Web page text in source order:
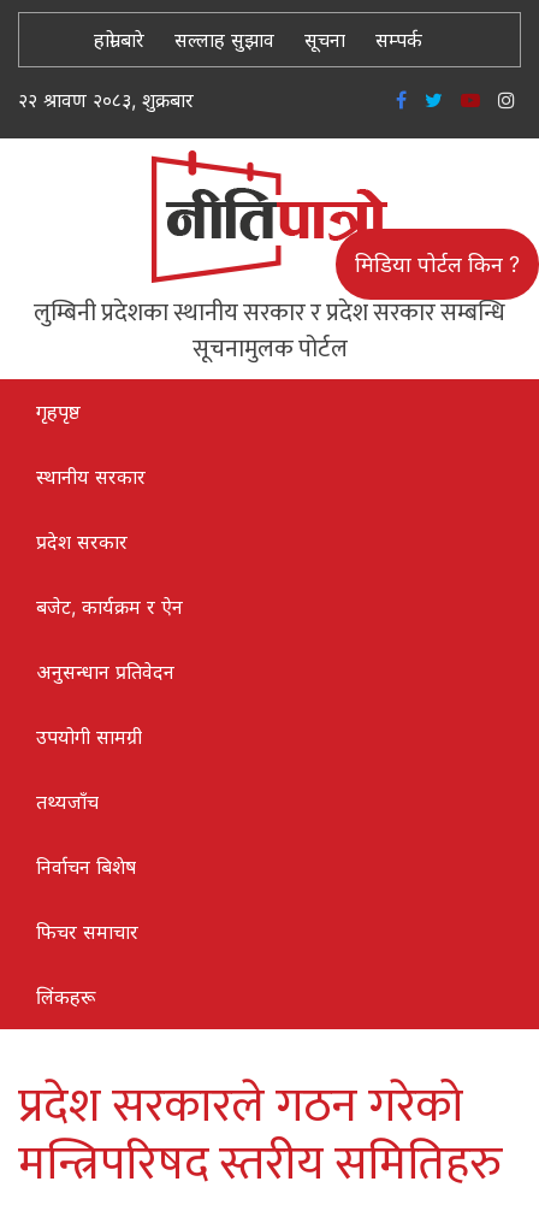
हाम्रो बारे सल्लाह सुझाव सूचना सम्पर्क
२२ श्रावण २०८३, शुक्रबार
लुम्बिनी प्रदेशका स्थानीय सरकार र प्रदेश सरकार सम्बन्धि
सूचनामुलक पोर्टल
मिडिया पोर्टल किन ?
गृहपृष्ठ
स्थानीय सरकार
प्रदेश सरकार
बजेट, कार्यक्रम र ऐन
अनुसन्धान प्रतिवेदन
उपयोगी सामग्री
तथ्यजाँच
निर्वाचन बिशेष
फिचर समाचार
लिंकहरू
प्रदेश सरकारले गठन गरेको
मन्त्रिपरिषद स्तरीय समितिहरु